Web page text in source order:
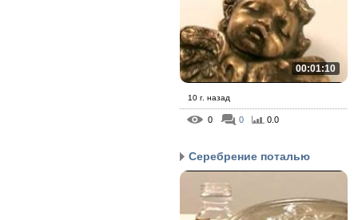
00:01:10
10 г. назад
0 0 0.0
Серебрение поталью